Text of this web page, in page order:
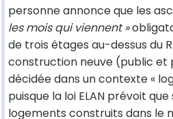
personne annonce que les
les mois qui viennent »
de trois étages au-dessus du
construction neuve (public et
décidée dans un contexte «
puisque la loi ELAN prévoit que
logements construits dans le